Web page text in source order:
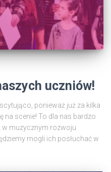
uczniów!
ponieważ już za kilka
na scenie! To dla nas bardzo
w muzycznym rozwoju
mogli ich posłuchać w